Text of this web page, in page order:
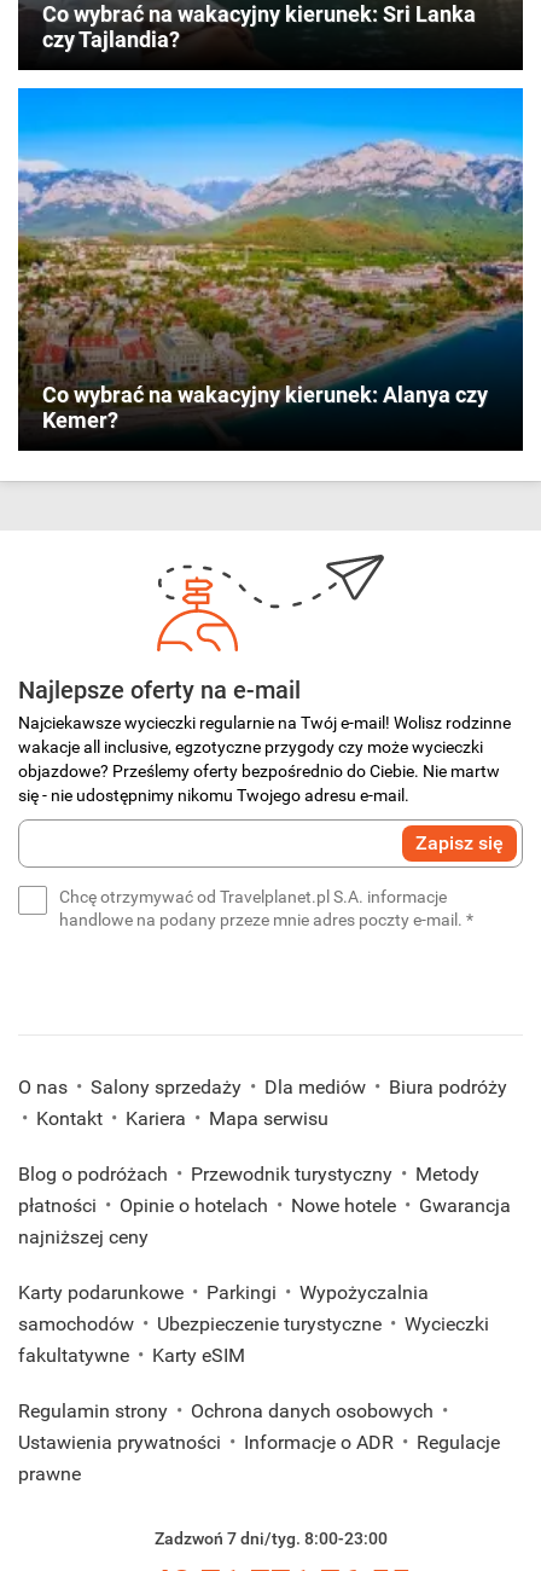
Co wybrać na wakacyjny kierunek: Sri Lanka
czy Tajlandia?
Co wybrać na wakacyjny kierunek: Alanya czy
Kemer?
Najlepsze oferty na e-mail
Najciekawsze wycieczki regularnie na Twój e-mail! Wolisz rodzinne
wakacje all inclusive, egzotyczne przygody czy może wycieczki
objazdowe? Prześlemy oferty bezpośrednio do Ciebie. Nie martw
się - nie udostępnimy nikomu Twojego adresu e-mail.
Wprowadź
swój
Zapisz się
Chcę otrzymywać od Travelplanet.pl S.A. informacje
handlowe na podany przeze mnie adres poczty e-mail. *
O nas Salony sprzedaży Dla mediów
Biura podróży
Kontakt
Kariera Mapa serwisu
Blog o podróżach Przewodnik turystyczny
Metody
płatności
Opinie o hotelach Nowe hotele
Gwarancja
najniższej ceny
Karty podarunkowe Parkingi
Wypożyczalnia
samochodów
Ubezpieczenie turystyczne
Wycieczki
fakultatywne
Karty eSIM
Regulamin strony
Ochrona danych osobowych
Ustawienia prywatności
Informacje o ADR
Regulacje
prawne
Zadzwoń 7 dni/tyg. 8:00-23:00